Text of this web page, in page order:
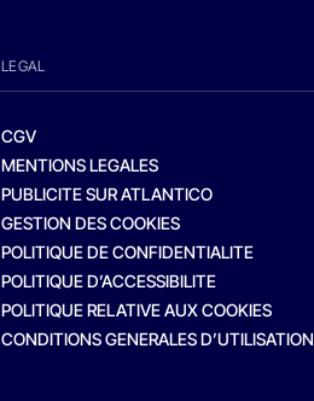
LEGAL
CGV
MENTIONS LEGALES
PUBLICITE SUR ATLANTICO
GESTION DES COOKIES
POLITIQUE DE CONFIDENTIALITE
POLITIQUE D’ACCESSIBILITE
POLITIQUE RELATIVE AUX COOKIES
CONDITIONS GENERALES D’UTILISATION